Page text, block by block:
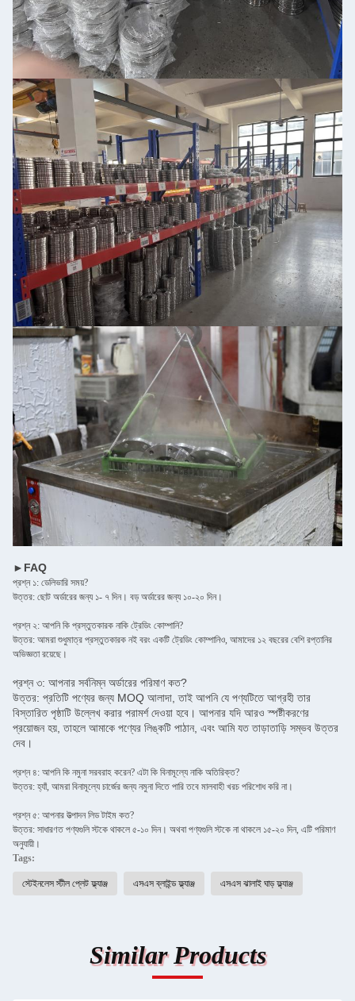
►FAQ
প্রশ্ন ১: ডেলিভারি সময়?
উত্তর: ছোট অর্ডারের জন্য ১- ৭ দিন। বড় অর্ডারের জন্য ১০-২০ দিন।
প্রশ্ন ২: আপনি কি প্রস্তুতকারক নাকি ট্রেডিং কোম্পানি?
উত্তর: আমরা শুধুমাত্র প্রস্তুতকারক নই বরং একটি ট্রেডিং কোম্পানিও, আমাদের ১২ বছরের বেশি রপ্তানির
অভিজ্ঞতা রয়েছে।
প্রশ্ন ৩: আপনার সর্বনিম্ন অর্ডারের পরিমাণ কত?
উত্তর: প্রতিটি পণ্যের জন্য MOQ আলাদা, তাই আপনি যে পণ্যটিতে আগ্রহী তার
বিস্তারিত পৃষ্ঠাটি উল্লেখ করার পরামর্শ দেওয়া হবে। আপনার যদি আরও স্পষ্টীকরণের
প্রয়োজন হয়, তাহলে আমাকে পণ্যের লিঙ্কটি পাঠান, এবং আমি যত তাড়াতাড়ি সম্ভব উত্তর
দেব।
প্রশ্ন ৪: আপনি কি নমুনা সরবরাহ করেন? এটা কি বিনামূল্যে নাকি অতিরিক্ত?
উত্তর: হ্যাঁ, আমরা বিনামূল্যে চার্জের জন্য নমুনা দিতে পারি তবে মালবাহী খরচ পরিশোধ করি না।
প্রশ্ন ৫: আপনার উত্পাদন লিড টাইম কত?
উত্তর: সাধারণত পণ্যগুলি স্টকে থাকলে ৫-১০ দিন। অথবা পণ্যগুলি স্টকে না থাকলে ১৫-২০ দিন, এটি পরিমাণ
অনুযায়ী।
Tags:
স্টেইনলেস স্টীল প্লেট ফ্ল্যাঞ্জ এসএস ব্লাইন্ড ফ্ল্যাঞ্জ এসএস ঝালাই ঘাড় ফ্ল্যাঞ্জ
Similar Products